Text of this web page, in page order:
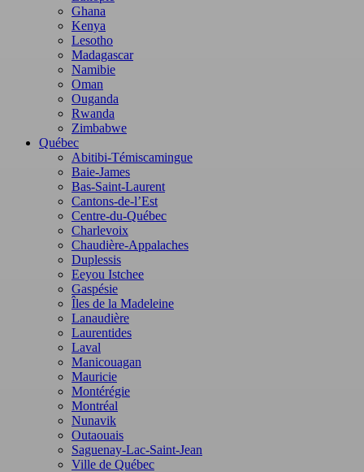
Ghana
Kenya
Lesotho
Madagascar
Namibie
Oman
Ouganda
Rwanda
Zimbabwe
Québec
Abitibi-Témiscamingue
Baie-James
Bas-Saint-Laurent
Cantons-de-l’Est
Centre-du-Québec
Charlevoix
Chaudière-Appalaches
Duplessis
Eeyou Istchee
Gaspésie
Îles de la Madeleine
Lanaudière
Laurentides
Laval
Manicouagan
Mauricie
Montérégie
Montréal
Nunavik
Outaouais
Saguenay-Lac-Saint-Jean
Ville de Québec